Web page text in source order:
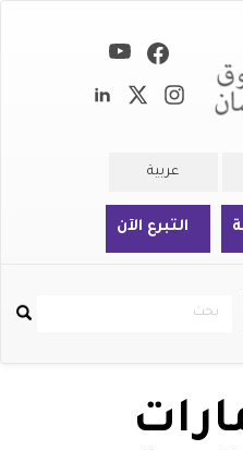
عربية
التبرع الآن
Rechercher
بحث